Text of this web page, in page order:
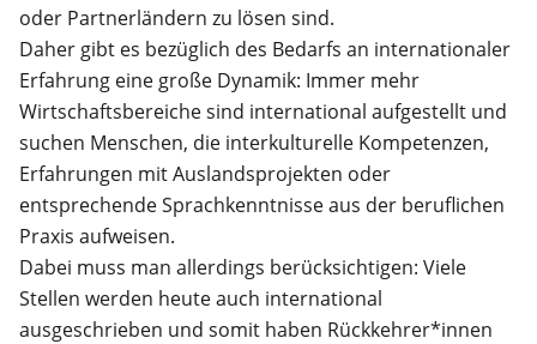
oder Partnerländern zu lösen sind.
Daher gibt es bezüglich des Bedarfs an internationaler
Erfahrung eine große Dynamik: Immer mehr
Wirtschaftsbereiche sind international aufgestellt und
suchen Menschen, die interkulturelle Kompetenzen,
Erfahrungen mit Auslandsprojekten oder
entsprechende Sprachkenntnisse aus der beruflichen
Praxis aufweisen.
Dabei muss man allerdings berücksichtigen: Viele
Stellen werden heute auch international
ausgeschrieben und somit haben Rückkehrer*innen